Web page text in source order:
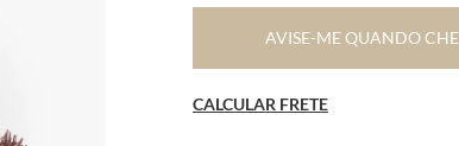
AVISE-ME QUANDO
CALCULAR FRETE